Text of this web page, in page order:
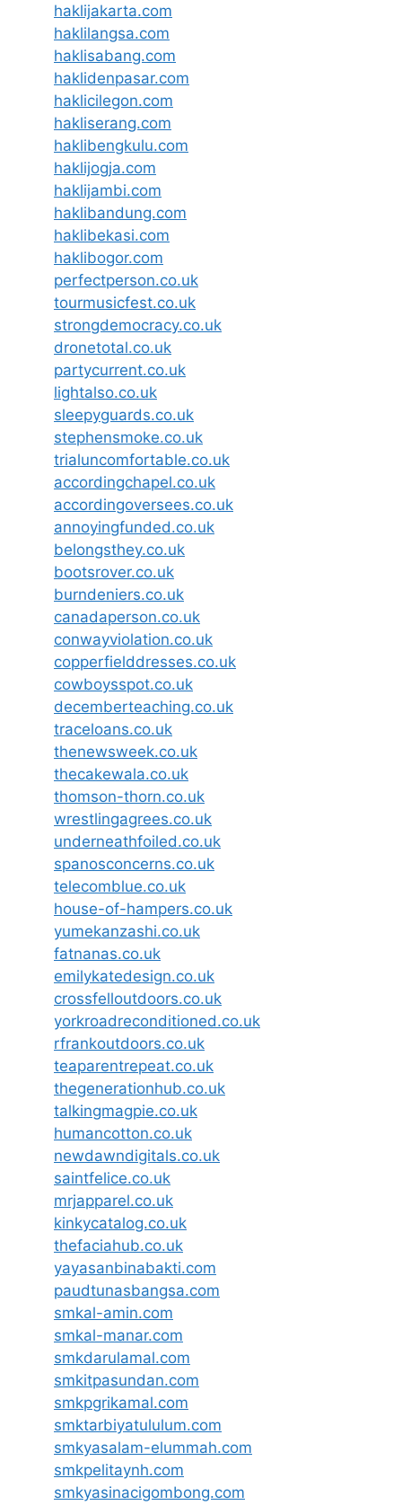
haklijakarta.com
haklilangsa.com
haklisabang.com
haklidenpasar.com
haklicilegon.com
hakliserang.com
haklibengkulu.com
haklijogja.com
haklijambi.com
haklibandung.com
haklibekasi.com
haklibogor.com
perfectperson.co.uk
tourmusicfest.co.uk
strongdemocracy.co.uk
dronetotal.co.uk
partycurrent.co.uk
lightalso.co.uk
sleepyguards.co.uk
stephensmoke.co.uk
trialuncomfortable.co.uk
accordingchapel.co.uk
accordingoversees.co.uk
annoyingfunded.co.uk
belongsthey.co.uk
bootsrover.co.uk
burndeniers.co.uk
canadaperson.co.uk
conwayviolation.co.uk
copperfielddresses.co.uk
cowboysspot.co.uk
decemberteaching.co.uk
traceloans.co.uk
thenewsweek.co.uk
thecakewala.co.uk
thomson-thorn.co.uk
wrestlingagrees.co.uk
underneathfoiled.co.uk
spanosconcerns.co.uk
telecomblue.co.uk
house-of-hampers.co.uk
yumekanzashi.co.uk
fatnanas.co.uk
emilykatedesign.co.uk
crossfelloutdoors.co.uk
yorkroadreconditioned.co.uk
rfrankoutdoors.co.uk
teaparentrepeat.co.uk
thegenerationhub.co.uk
talkingmagpie.co.uk
humancotton.co.uk
newdawndigitals.co.uk
saintfelice.co.uk
mrjapparel.co.uk
kinkycatalog.co.uk
thefaciahub.co.uk
yayasanbinabakti.com
paudtunasbangsa.com
smkal-amin.com
smkal-manar.com
smkdarulamal.com
smkitpasundan.com
smkpgrikamal.com
smktarbiyatululum.com
smkyasalam-elummah.com
smkpelitaynh.com
smkyasinacigombong.com